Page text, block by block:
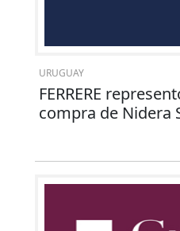
URUGUAY
FERRERE
compra de Nidera